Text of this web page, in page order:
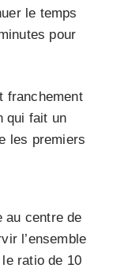
le temps
pour
franchement
qui fait un
les premiers
au centre de
l’ensemble
ratio de 10